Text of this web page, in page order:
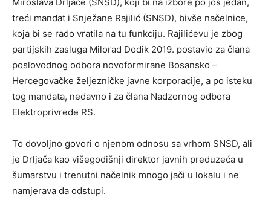
Miroslava Drljače (SNSD), koji bi na izbore po još jedan,
treći mandat i Snježane Rajilić (SNSD), bivše načelnice,
koja bi se rado vratila na tu funkciju. Rajilićevu je zbog
partijskih zasluga Milorad Dodik 2019. postavio za člana
poslovodnog odbora novoformirane Bosansko –
Hercegovačke željezničke javne korporacije, a po isteku
tog mandata, nedavno i za člana Nadzornog odbora
Elektroprivrede RS.
To dovoljno govori o njenom odnosu sa vrhom SNSD, ali
je Drljača kao višegodišnji direktor javnih preduzeća u
šumarstvu i trenutni načelnik mnogo jači u lokalu i ne
namjerava da odstupi.